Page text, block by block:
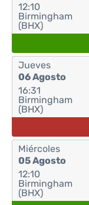
12:10
Birmingham
(BHX)
Jueves
06 Agosto
16:31
Birmingham
(BHX)
Miércoles
05 Agosto
12:10
Birmingham
(BHX)